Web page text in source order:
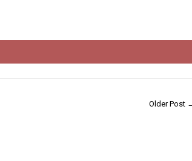
Older Post